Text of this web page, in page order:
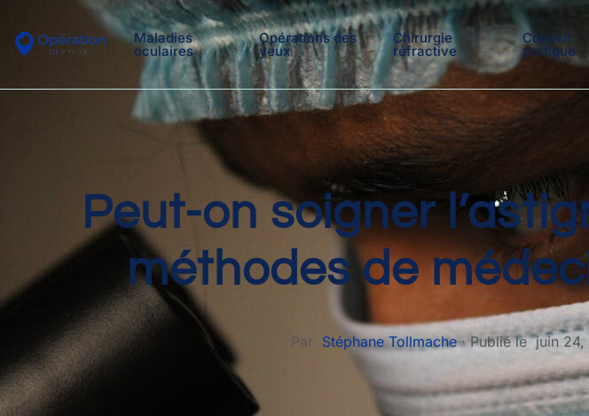
Maladies
oculaires
Opérations des
yeux
Chirurgie
réfractive
Conseil
pratique
Peut-on soigner
méthodes de
Par Stéphane Tollmache· Publié lejuin 24,